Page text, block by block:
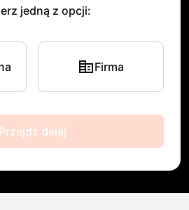
jedną z opcji:
Firma
Przejdź dalej